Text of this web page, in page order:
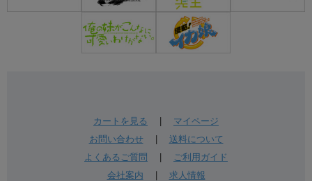
カートを見る
マイページ
お問い合わせ| 送料について
よくあるご質問
ご利用ガイド
会社案内
求人情報